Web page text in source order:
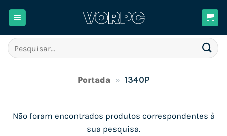
Pesquisar
por:
Portada » 1340P
Não foram encontrados produtos correspondentes à
sua pesquisa.